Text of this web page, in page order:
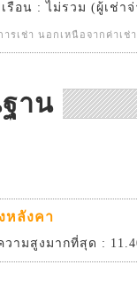
รือน : ไม่รวม (ผู้เช่า
รเช่า นอกเหนือจากค่าเช่
าน
หลังคา
ามสูงมากที่สุด :